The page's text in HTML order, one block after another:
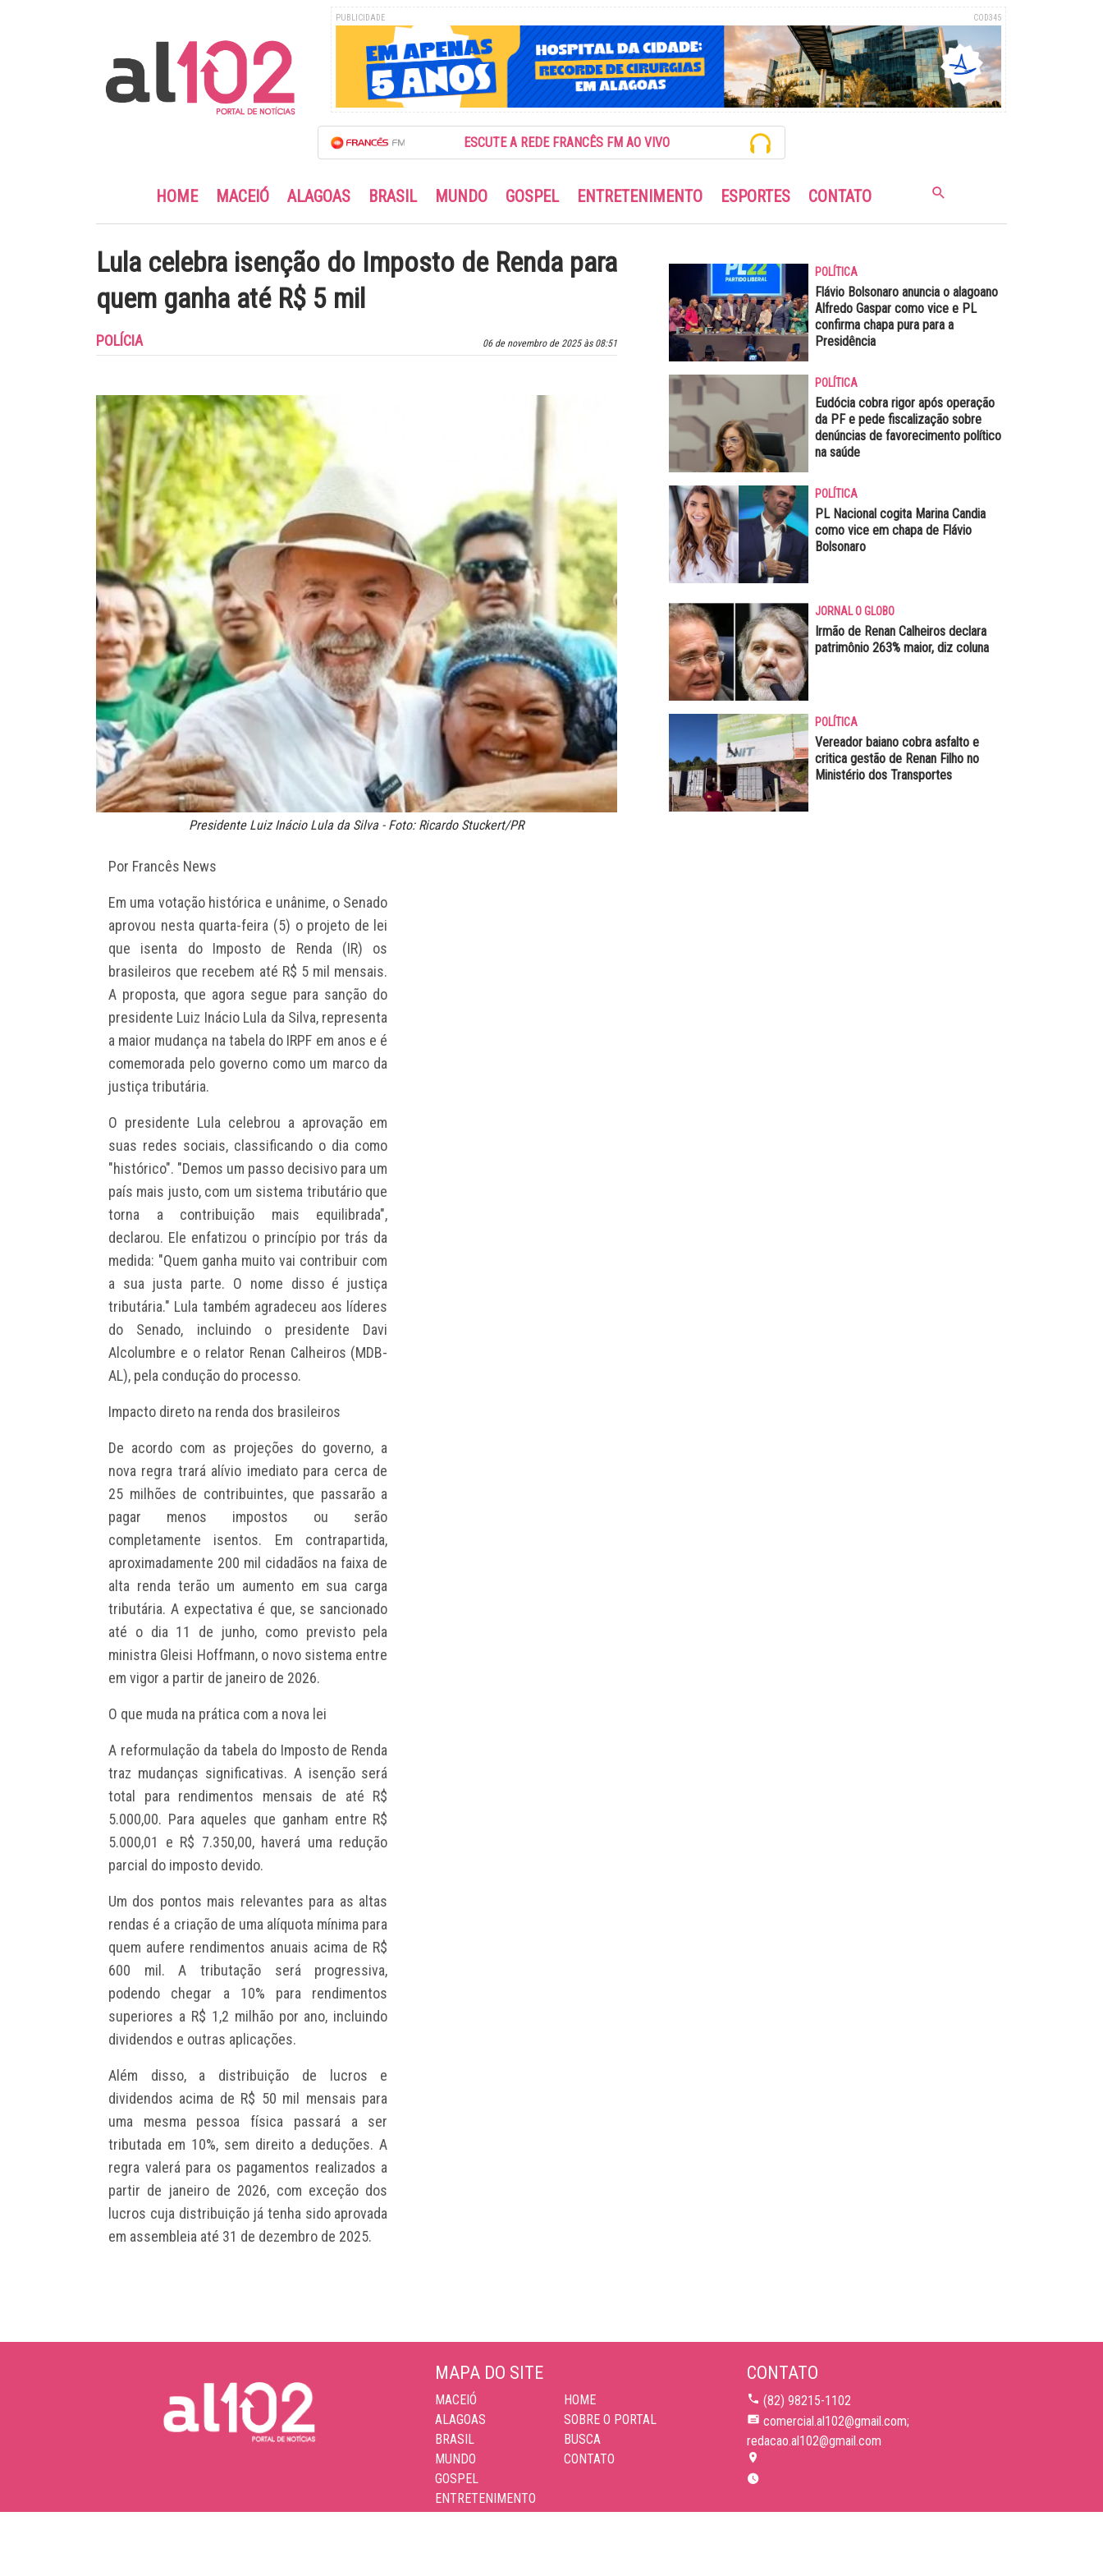
PUBLICIDADE COD345
ESCUTE A REDE FRANCÊS FM AO VIVO
HOME MACEIÓ ALAGOAS BRASIL MUNDO GOSPEL ENTRETENIMENTO ESPORTES CONTATO
Lula celebra isenção do Imposto de Renda para
quem ganha até R$ 5 mil
06 de novembro de 2025 às 08:51
POLÍCIA
Presidente Luiz Inácio Lula da Silva - Foto: Ricardo Stuckert/PR
Por Francês News
Em uma votação histórica e unânime, o Senado
aprovou nesta quarta-feira (5) o projeto de lei
que isenta do Imposto de Renda (IR) os
brasileiros que recebem até R$ 5 mil mensais.
A proposta, que agora segue para sanção do
presidente Luiz Inácio Lula da Silva, representa
a maior mudança na tabela do IRPF em anos e é
comemorada pelo governo como um marco da
justiça tributária.
O presidente Lula celebrou a aprovação em
suas redes sociais, classificando o dia como
"histórico". "Demos um passo decisivo para um
país mais justo, com um sistema tributário que
torna a contribuição mais equilibrada",
declarou. Ele enfatizou o princípio por trás da
medida: "Quem ganha muito vai contribuir com
a sua justa parte. O nome disso é justiça
tributária." Lula também agradeceu aos líderes
do Senado, incluindo o presidente Davi
Alcolumbre e o relator Renan Calheiros (MDB-
AL), pela condução do processo.
Impacto direto na renda dos brasileiros
De acordo com as projeções do governo, a
nova regra trará alívio imediato para cerca de
25 milhões de contribuintes, que passarão a
pagar menos impostos ou serão
completamente isentos. Em contrapartida,
aproximadamente 200 mil cidadãos na faixa de
alta renda terão um aumento em sua carga
tributária. A expectativa é que, se sancionado
até o dia 11 de junho, como previsto pela
ministra Gleisi Hoffmann, o novo sistema entre
em vigor a partir de janeiro de 2026.
O que muda na prática com a nova lei
A reformulação da tabela do Imposto de Renda
traz mudanças significativas. A isenção será
total para rendimentos mensais de até R$
5.000,00. Para aqueles que ganham entre R$
5.000,01 e R$ 7.350,00, haverá uma redução
parcial do imposto devido.
Um dos pontos mais relevantes para as altas
rendas é a criação de uma alíquota mínima para
quem aufere rendimentos anuais acima de R$
600 mil. A tributação será progressiva,
podendo chegar a 10% para rendimentos
superiores a R$ 1,2 milhão por ano, incluindo
dividendos e outras aplicações.
Além disso, a distribuição de lucros e
dividendos acima de R$ 50 mil mensais para
uma mesma pessoa física passará a ser
tributada em 10%, sem direito a deduções. A
regra valerá para os pagamentos realizados a
partir de janeiro de 2026, com exceção dos
lucros cuja distribuição já tenha sido aprovada
em assembleia até 31 de dezembro de 2025.
POLÍTICA
Flávio Bolsonaro anuncia o alagoano
Alfredo Gaspar como vice e PL
confirma chapa pura para a
Presidência
POLÍTICA
Eudócia cobra rigor após operação
da PF e pede fiscalização sobre
denúncias de favorecimento político
na saúde
POLÍTICA
PL Nacional cogita Marina Candia
como vice em chapa de Flávio
Bolsonaro
JORNAL O GLOBO
Irmão de Renan Calheiros declara
patrimônio 263% maior, diz coluna
POLÍTICA
Vereador baiano cobra asfalto e
critica gestão de Renan Filho no
Ministério dos Transportes
MAPA DO SITE
MACEIÓ
ALAGOAS
BRASIL
MUNDO
GOSPEL
ENTRETENIMENTO
HOME
SOBRE O PORTAL
BUSCA
CONTATO
CONTATO
(82) 98215-1102
comercial.al102@gmail.com;
redacao.al102@gmail.com